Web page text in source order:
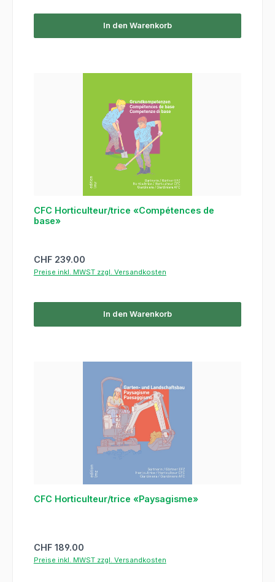
In den Warenkorb
CFC Horticulteur/trice «Compétences de
base»
Regulärer Preis:
CHF 239.00
Preise inkl. MWST zzgl. Versandkosten
In den Warenkorb
CFC Horticulteur/trice «Paysagisme»
Regulärer Preis:
CHF 189.00
Preise inkl. MWST zzgl. Versandkosten